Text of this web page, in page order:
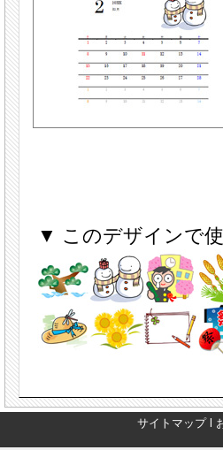
▼ このデザインで
サイトマップl